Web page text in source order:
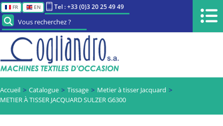
FR EN Tel : +33 (0)3 20 25 49 49
Vous recherchez ?
Accueil Catalogue Tissage
Metier à tisser Jacquard
METIER À TISSER JACQUARD SULZER G6300